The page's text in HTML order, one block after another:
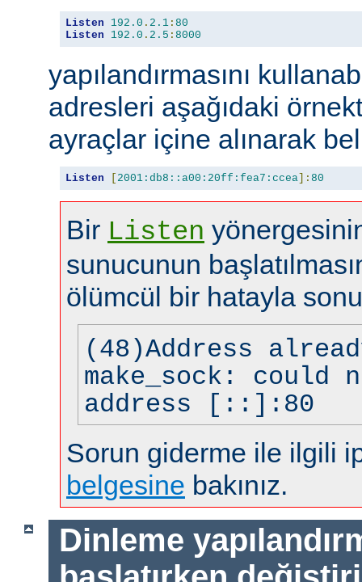
Listen 192.0 . 2.1 : 80
Listen
192.0 . 2.5 : 8000
yapılandırmasını
adresleri aşağıdaki
ayraçlar içine alınarak
Listen [ 2001:db8::a00:20ff:fea7:ccea]: 80
Bir Listen
sunucunun
ölümcül bir hatayla
(48)Address
make_sock: could
address [::]:80
Sorun giderme ile ilgili
belgesine bakınız.
Dinleme